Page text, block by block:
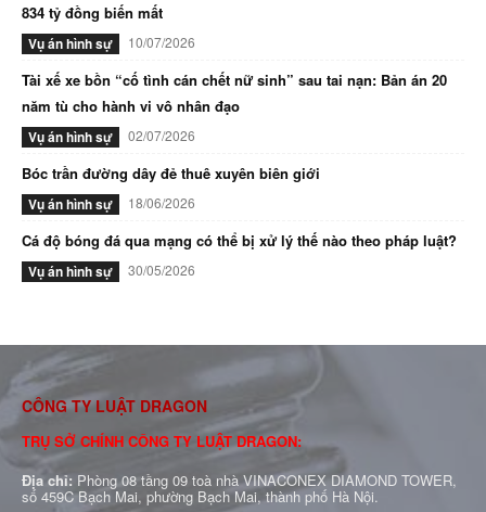
834 tỷ đồng biến mất
Vụ án hình sự 10/07/2026
Tài xế xe bồn “cố tình cán chết nữ sinh” sau tai nạn: Bản án 20
năm tù cho hành vi vô nhân đạo
Vụ án hình sự 02/07/2026
Bóc trần đường dây đẻ thuê xuyên biên giới
Vụ án hình sự 18/06/2026
Cá độ bóng đá qua mạng có thể bị xử lý thế nào theo pháp luật?
Vụ án hình sự 30/05/2026
CÔNG TY LUẬT DRAGON
TRỤ SỞ CHÍNH CÔNG TY LUẬT DRAGON:
Địa chỉ: Phòng 08 tầng 09 toà nhà VINACONEX DIAMOND TOWER,
số 459C Bạch Mai, phường Bạch Mai, thành phố Hà Nội.